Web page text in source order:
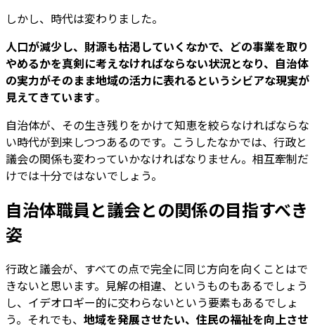
しかし、時代は変わりました。
人口が減少し、財源も枯渇していくなかで、どの事業を取り
やめるかを真剣に考えなければならない状況となり、自治体
の実力がそのまま地域の活力に表れるというシビアな現実が
見えてきています。
自治体が、その生き残りをかけて知恵を絞らなければならな
い時代が到来しつつあるのです。こうしたなかでは、行政と
議会の関係も変わっていかなければなりません。相互牽制だ
けでは十分ではないでしょう。
自治体職員と議会との関係の目指すべき
姿
行政と議会が、すべての点で完全に同じ方向を向くことはで
きないと思います。見解の相違、というものもあるでしょう
し、イデオロギー的に交わらないという要素もあるでしょ
う。それでも、 地域を発展させたい、住民の福祉を向上させ